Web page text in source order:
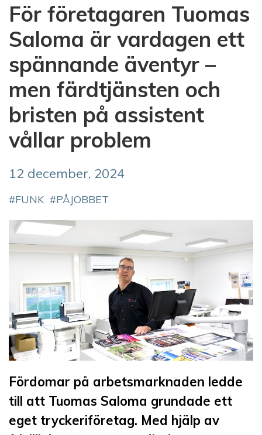
För företagaren Tuomas
Saloma är vardagen ett
spännande äventyr –
men färdtjänsten och
bristen på assistent
vållar problem
12 december, 2024
FUNK PÅJOBBET
Fördomar på arbetsmarknaden ledde
till att Tuomas Saloma grundade ett
eget tryckeriföretag. Med hjälp av